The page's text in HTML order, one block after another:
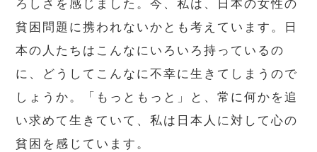
ろしさを感じました。今、私は、日本の女性の
貧困問題に携われないかとも考えています。日
本の人たちはこんなにいろいろ持っているの
に、どうしてこんなに不幸に生きてしまうので
しょうか。「もっともっと」と、常に何かを追
い求めて生きていて、私は日本人に対して心の
貧困を感じています。